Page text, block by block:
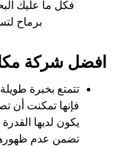
فكل ما عليك
برماح
افضل شركة
تتمتع بخبرة
فإنها تمكنت أن
يكون لديها
تضمن عدم